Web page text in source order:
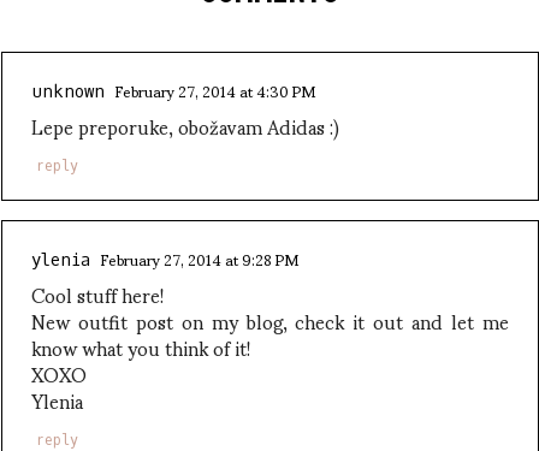
unknown February 27, 2014 at 4:30 PM
Lepe preporuke, obožavam Adidas :)
reply
ylenia February 27, 2014 at 9:28 PM
Cool stuff here!
New outfit post on my blog, check it out and let me
know what you think of it!
XOXO
Ylenia
reply